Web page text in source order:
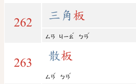
262
三角 板
ㄙㄢ ㄐㄧㄠ
ˇ
ㄅㄢ
ˇ
263
散板
ㄙㄢ
ˇ
ㄅㄢ
ˇ